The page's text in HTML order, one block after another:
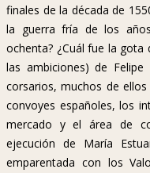
finales de la década de
la guerra fría de los
ochenta? ¿Cuál fue la
las ambiciones) de
corsarios, muchos de
convoyes españoles, los
mercado y el área de
ejecución de María
emparentada con los